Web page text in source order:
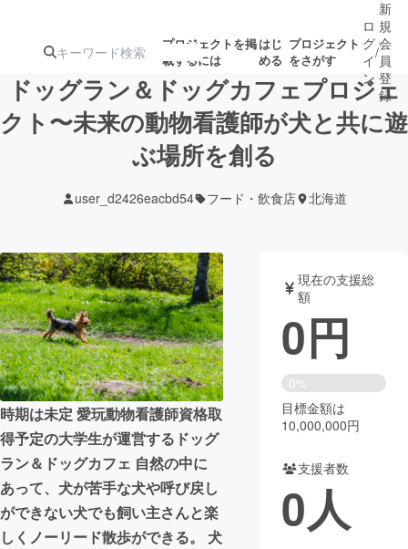
プロジェクトを掲
載するには
はじ
める
プロジェクト
をさがす
注目の新着プロ募集終了が近いプ
ロジェクト
テクノロジー・ガジェット
映像・映画 書籍・雑誌
ビジネス・起業 チャレンジ
まちづくり・地域活性化
CAMPFIRE for Social Good
CAMPFIRE Creation
CAMPFIREふるさと納税 machi-ya コミュニティ
ロ
グ
イ
ン
/
新
規
会
員
登
録
ドッグラン＆ドッグカフェプロジェ
クト〜未来の動物看護師が犬と共に遊
ぶ場所を創る
user_d2426eacbd54 フード・飲食店 北海道
時期は未定 愛玩動物看護師資格取
得予定の大学生が運営するドッグ
ラン＆ドッグカフェ 自然の中に
あって、犬が苦手な犬や呼び戻し
ができない犬でも飼い主さんと楽
しくノーリード散歩ができる。 犬
現在の支援総
額
0円
0%
目標金額は
10,000,000円
支援者数
0人